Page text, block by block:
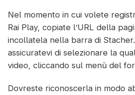
Nel momento in cui volete
Rai Play, copiate l’URL della
incollatela nella barra di
assicuratevi di selezionare la
video, cliccando sul menù del
Dovreste riconoscerla in modo